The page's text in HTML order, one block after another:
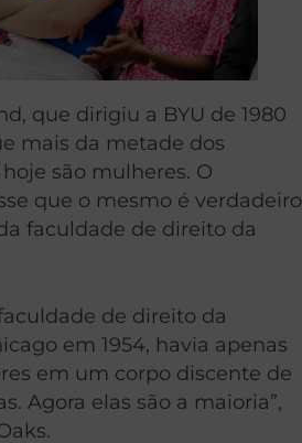
que dirigiu a BYU de 1980
mais da metade dos
são mulheres. O
que o mesmo é verdadeiro
faculdade de direito da
de direito da
em 1954, havia apenas
em um corpo discente de
Agora elas são a maioria”,